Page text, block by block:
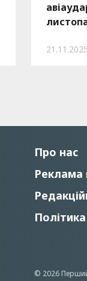
21.11.2025
Про нас
Реклама
© 2026